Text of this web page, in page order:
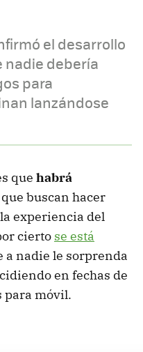
el desarrollo
nadie debería
para
lanzándose
que habrá
buscan hacer
experiencia del
cierto se está
a nadie le sorprenda
en fechas de
para móvil.